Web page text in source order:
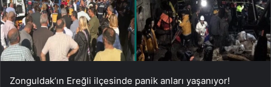
Zonguldak’ın Ereğli ilçesinde panik anları yaşanıyor!